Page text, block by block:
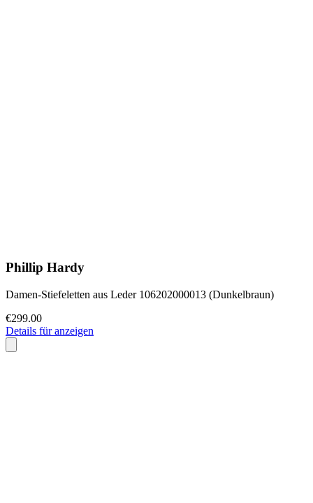
Phillip Hardy
Damen-Stiefeletten aus Leder 106202000013 (Dunkelbraun)
€299.00
Details für anzeigen